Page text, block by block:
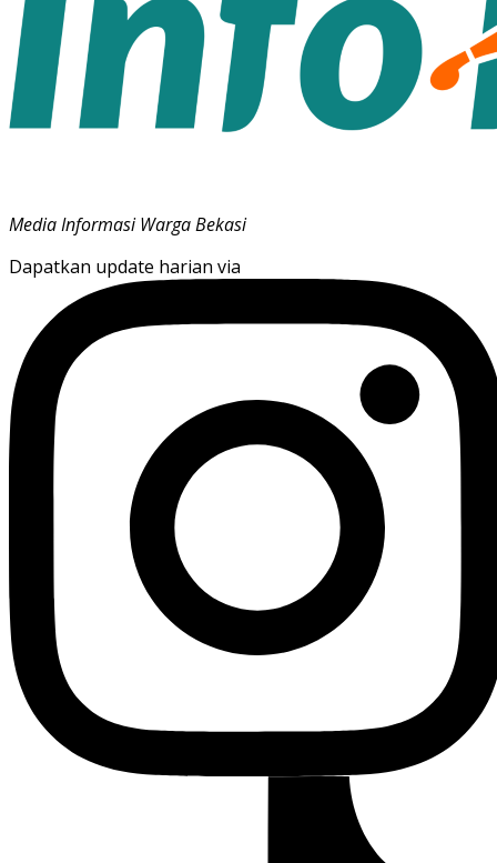
Media Informasi Warga Bekasi
Dapatkan update harian via